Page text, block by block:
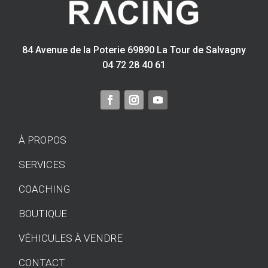
84 Avenue de la Poterie 69890 La Tour de Salvagny
04 72 28 40 61
À PROPOS
SERVICES
COACHING
BOUTIQUE
VÉHICULES À VENDRE
CONTACT